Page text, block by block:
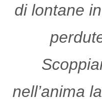
di lontane
nell’anima